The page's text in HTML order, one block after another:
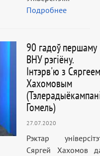
Подробнее
90 гадоў першаму
ВНУ рэгіёну.
Інтэрв'ю з Сяргеем
Хахомовым
Гомель)
27.07.2020
Рэктар
Сяргей Хахомов